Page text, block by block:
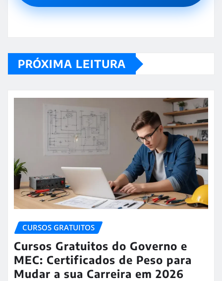
PRÓXIMA LEITURA
CURSOS GRATUITOS
Cursos Gratuitos do Governo e
MEC: Certificados de Peso para
Mudar a sua Carreira em 2026